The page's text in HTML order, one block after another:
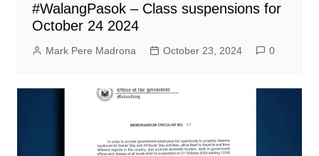
#WalangPasok – Class suspensions for
October 24 2024
Mark Pere Madrona October 23, 2024 0